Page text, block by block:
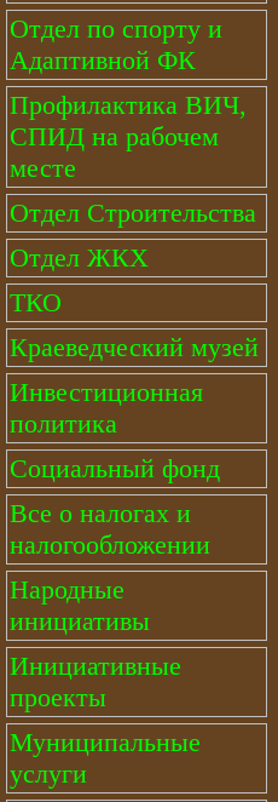
Отдел по спорту и
Адаптивной ФК
Профилактика ВИЧ,
СПИД на рабочем
месте
Отдел Строительства
Отдел ЖКХ
ТКО
Краеведческий музей
Инвестиционная
политика
Социальный фонд
Все о налогах и
налогообложении
Народные
инициативы
Инициативные
проекты
Муниципальные
услуги